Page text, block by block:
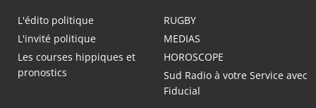
L'édito politique
RUGBY
L'invité politique
MEDIAS
Les courses hippiques et
pronostics
HOROSCOPE
Sud Radio à votre Service avec
Fiducial